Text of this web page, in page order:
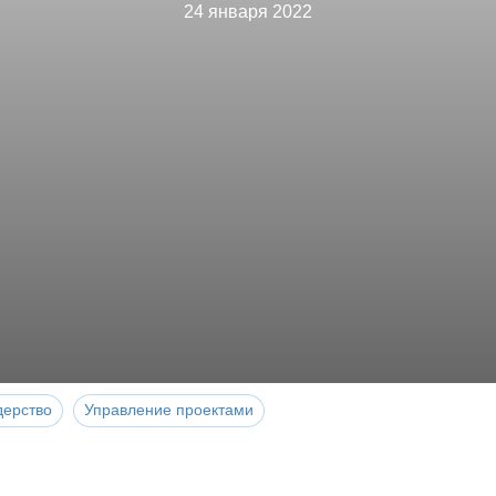
24 января 2022
Управление проектами